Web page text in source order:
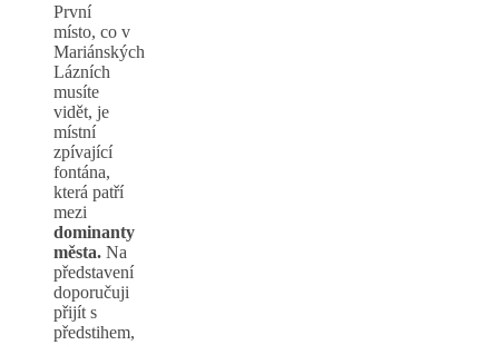
První
místo, co v
Mariánských
Lázních
musíte
vidět, je
místní
zpívající
fontána,
která patří
mezi
dominanty
města. Na
představení
doporučuji
přijít s
předstihem,